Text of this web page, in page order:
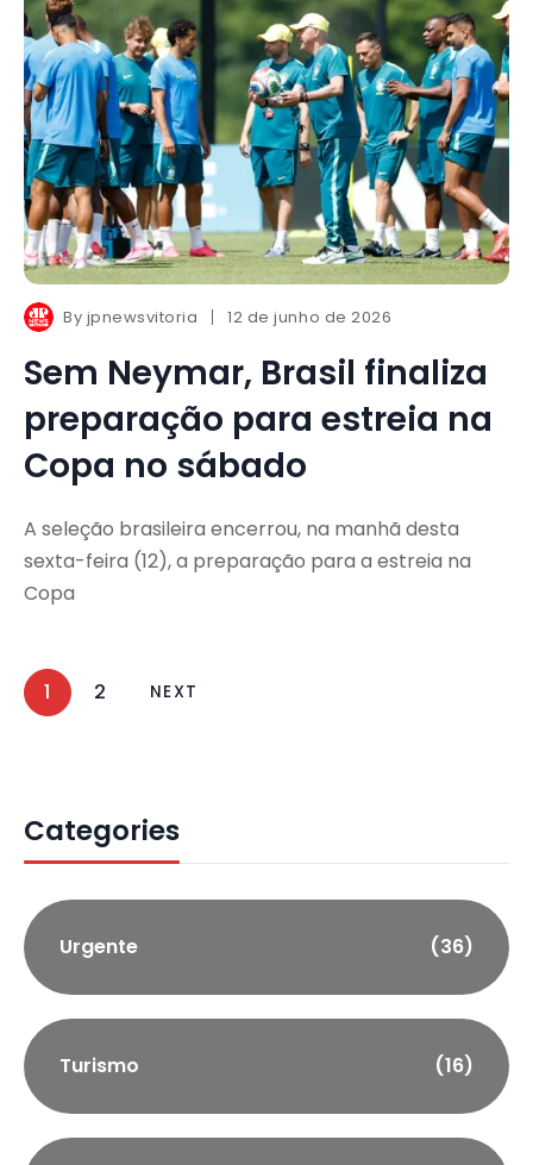
By jpnewsvitoria 12 de junho de 2026
Sem Neymar, Brasil finaliza
preparação para estreia na
Copa no sábado
A seleção brasileira encerrou, na manhã desta
sexta-feira (12), a preparação para a estreia na
Copa
1 2 NEXT
Categories
Urgente (36)
Turismo (16)